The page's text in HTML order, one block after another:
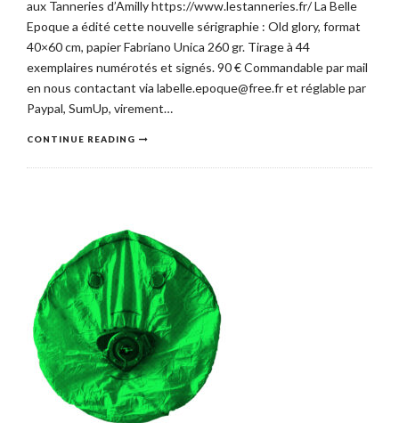
aux Tanneries d’Amilly https://www.lestanneries.fr/ La Belle
Epoque a édité cette nouvelle sérigraphie : Old glory, format
40×60 cm, papier Fabriano Unica 260 gr. Tirage à 44
exemplaires numérotés et signés. 90 € Commandable par mail
en nous contactant via labelle.epoque@free.fr et réglable par
Paypal, SumUp, virement…
CONTINUE READING